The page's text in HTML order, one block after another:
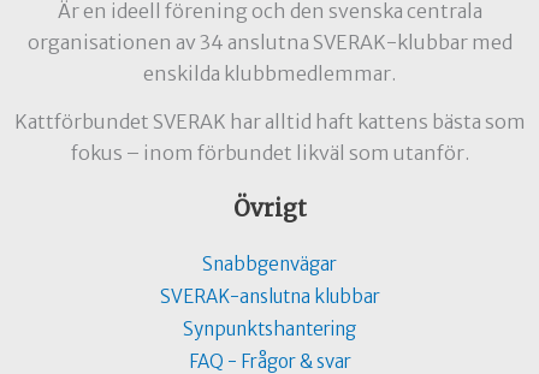
Är en ideell förening och den svenska centrala
organisationen av 34 anslutna SVERAK-klubbar med
enskilda klubbmedlemmar.
Kattförbundet SVERAK har alltid haft kattens bästa som
fokus – inom förbundet likväl som utanför.
Övrigt
Snabbgenvägar
SVERAK-anslutna klubbar
Synpunktshantering
FAQ - Frågor & svar